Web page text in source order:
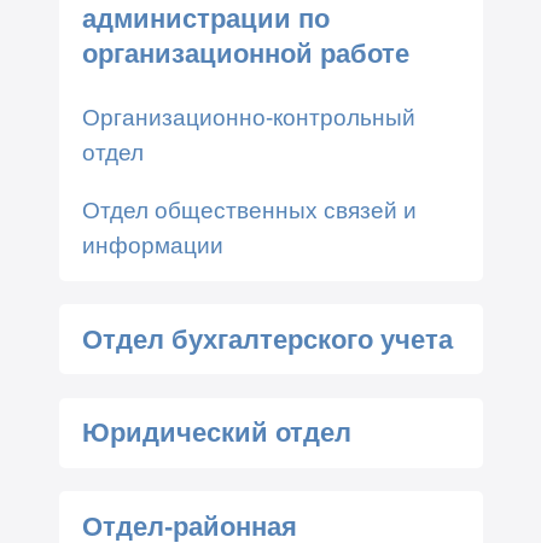
администрации по
организационной работе
Организационно-контрольный
отдел
Отдел общественных связей и
информации
Отдел бухгалтерского учета
Юридический отдел
Отдел-районная